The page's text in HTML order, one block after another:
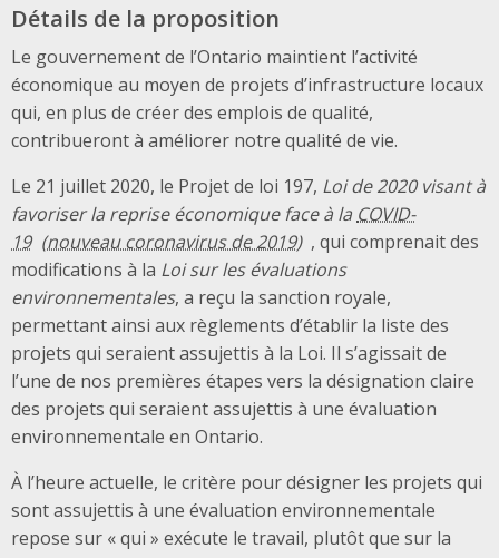
Détails de la proposition
Le gouvernement de l’Ontario maintient l’activité
économique au moyen de projets d’infrastructure locaux
qui, en plus de créer des emplois de qualité,
contribueront à améliorer notre qualité de vie.
Le 21 juillet 2020, le Projet de loi 197, Loi de 2020 visant à
favoriser la reprise économique face à la COVID-
19
, qui comprenait des
modifications à la Loi sur les évaluations
environnementales, a reçu la sanction royale,
permettant ainsi aux règlements d’établir la liste des
projets qui seraient assujettis à la Loi. Il s’agissait de
l’une de nos premières étapes vers la désignation claire
des projets qui seraient assujettis à une évaluation
environnementale en Ontario.
À l’heure actuelle, le critère pour désigner les projets qui
sont assujettis à une évaluation environnementale
repose sur « qui » exécute le travail, plutôt que sur la